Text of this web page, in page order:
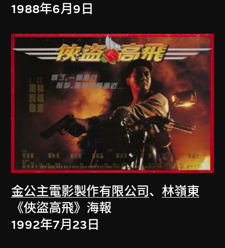
1988年6月9日
金公主電影製作有限公司 、林嶺東
《俠盜高飛》海報
1992年7月23日